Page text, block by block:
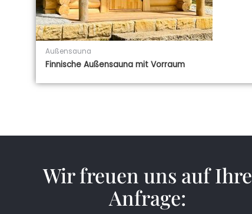
Außensauna
Finnische Außensauna mit Vorraum
Wir freuen uns auf Ihre
Anfrage: